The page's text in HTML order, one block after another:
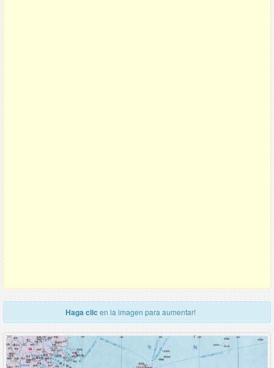
Haga clic en la imagen para aumentar!